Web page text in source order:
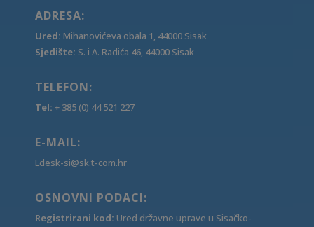
ADRESA:
Ured: Mihanovićeva obala 1, 44000 Sisak
Sjedište: S. i A. Radića 46, 44000 Sisak
TELEFON:
Tel: + 385 (0) 44 521 227
E-MAIL:
Ldesk-si@sk.t-com.hr
OSNOVNI PODACI:
Registrirani kod: Ured državne uprave u Sisačko-